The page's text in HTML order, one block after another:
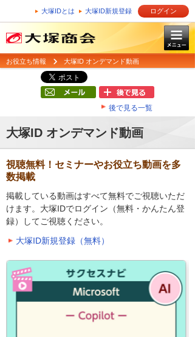
大塚IDとは 大塚ID新規登録 ログイン
お役立ち情報 大塚ID オンデマンド動画
後で見る一覧
大塚ID オンデマンド動画
視聴無料！セミナーやお役立ち動画を多
数掲載
掲載している動画はすべて無料でご視聴いただ
けます。大塚IDでログイン（無料・かんたん登
録）してご視聴ください。
大塚ID新規登録（無料）